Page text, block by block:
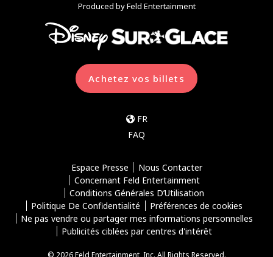
Produced by Feld Entertainment
Achetez vos billets
FR
FAQ
Espace Presse
Nous Contacter
Concernant Feld Entertainment
Conditions Générales D’Utilisation
Politique De Confidentialité
Préférences de cookies
Ne pas vendre ou partager mes informations personnelles
Publicités ciblées par centres d'intérêt
© 2026 Feld Entertainment, Inc. All Rights Reserved.